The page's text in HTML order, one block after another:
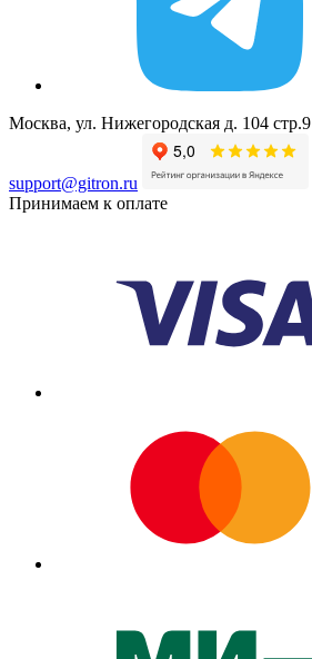
Москва, ул. Нижегородская д. 104 стр.9
support@gitron.ru
Принимаем к оплате